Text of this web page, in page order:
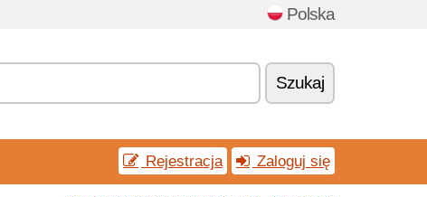
Polska
Szukaj
Rejestracja Zaloguj się